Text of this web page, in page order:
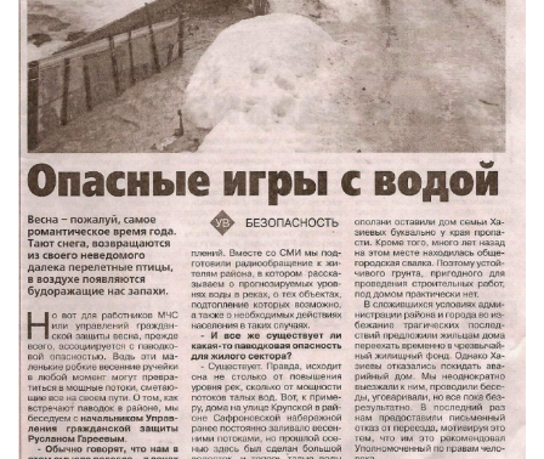
Виды деятельности
Обслуживание опасных производственных объектов
Оказание платных образовательных услуг
УГЗ рекомендует
Памятки населению
Как стать спасателем
Уголок гражданской обороны
Пресс-центр
СМИ о нас
Конкурсы
Наша работа